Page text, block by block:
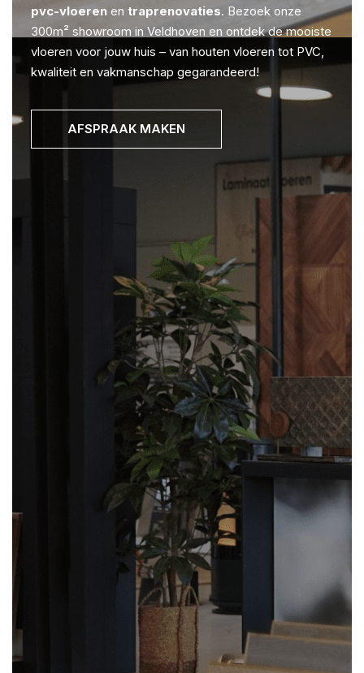
pvc-vloerenen traprenovaties. Bezoek onze
300m² showroom in Veldhoven en ontdek de mooiste
vloeren voor jouw huis – van houten vloeren tot PVC,
kwaliteit en vakmanschap gegarandeerd!
AFSPRAAK MAKEN